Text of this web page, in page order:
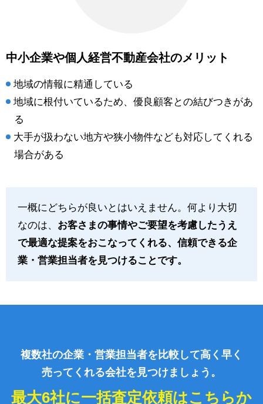
中小企業や個人経営不動産会社のメリット
地域の情報に精通している
地域に根付いているため、優良顧客との結びつきがあ
る
大手が扱わない地方や狭小物件なども対応してくれる
場合がある
一概にどちらが良いとはいえません。何より大切
なのは、 お客さまの事情やご要望を考慮したうえ
で最適な提案をおこなってくれる、信頼できる企
業・営業担当者を見つけることです。
複数社の企業・営業担当者を比較して高く早く
売ってくれる会社を見つけましょう。
最大6社に一括査定依頼はこちらか